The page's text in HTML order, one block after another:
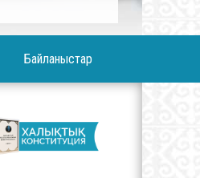
Байланыстар